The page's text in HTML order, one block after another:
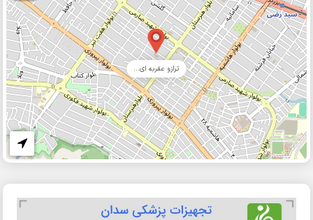
ترازو عقربه ای...